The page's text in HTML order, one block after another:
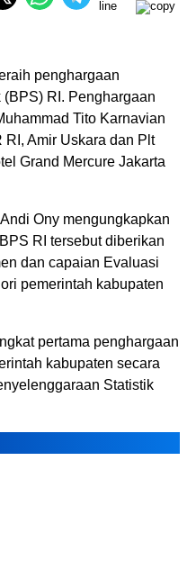
penghargaan
RI. Penghargaan
Tito Karnavian
Amir Uskara dan Plt
Grand Mercure Jakarta
Ony mengungkapkan
RI tersebut diberikan
dan capaian Evaluasi
pemerintah kabupaten
pertama penghargaan
kabupaten secara
Statistik